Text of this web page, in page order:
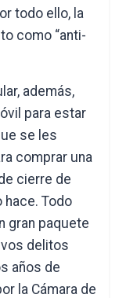
todo ello, la
como “anti-
además,
para estar
se les
comprar una
cierre de
hace. Todo
gran paquete
delitos
años de
la Cámara de